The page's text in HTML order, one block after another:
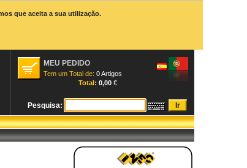
que aceita a sua utilização.
MEU PEDIDO
Tem um Total de: 0 Artigos
Total: 0,00 €
Pesquisa: